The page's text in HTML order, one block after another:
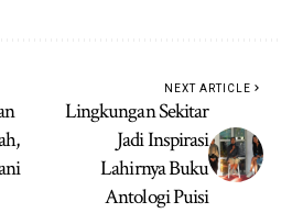
NEXT ARTICLE
Lingkungan Sekitar
Jadi Inspirasi
Lahirnya Buku
Antologi Puisi